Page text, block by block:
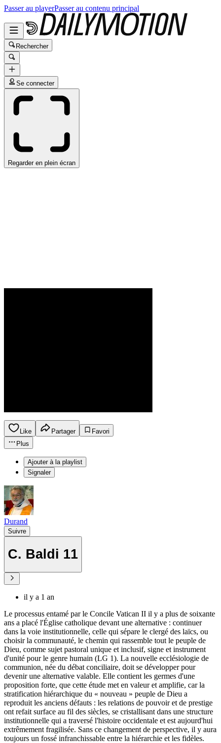
Passer au playerPasser au contenu principal
Rechercher
Se connecter
Regarder en plein écran
Like Partager
Favori
Plus
Ajouter à la playlist
Signaler
Durand
Suivre
C. Baldi 11
il y a 1 an
Le processus entamé par le Concile Vatican II il y a plus de soixante
ans a placé l'Église catholique devant une alternative : continuer
dans la voie institutionnelle, celle qui sépare le clergé des laïcs, ou
choisir la communauté, le chemin qui rassemble tout le peuple de
Dieu, comme sujet pastoral unique et inclusif, signe et instrument
d'unité pour le genre humain (LG 1). La nouvelle ecclésiologie de
communion, née du débat conciliaire, doit se développer pour
devenir une alternative valable. Elle contient les germes d'une
proposition forte, que cette étude met en valeur et amplifie, car la
stratification hiérarchique du « nouveau » peuple de Dieu a
reproduit les anciens défauts : les relations de pouvoir et de prestige
ont refait surface au fil des siècles, se cristallisant dans une structure
institutionnelle qui a traversé l'histoire occidentale et est aujourd'hui
extrêmement fragilisée. Sans ce changement de perspective, il y aura
toujours un fossé infranchissable entre la hiérarchie et les fidèles.